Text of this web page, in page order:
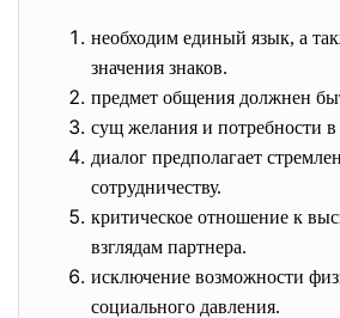
необходим единый язык, а
значения знаков.
предмет общения должнен
сущ желания и потребности
диалог предполагает
сотрудничеству.
критическое отношение к
взглядам партнера.
исключение возможности
социального давления.